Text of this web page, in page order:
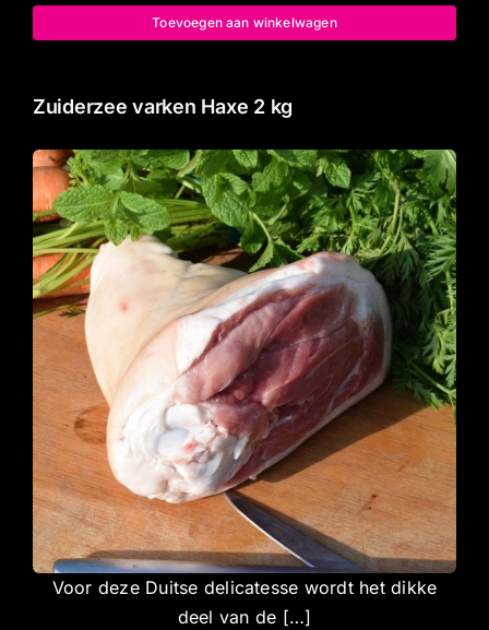
Toevoegen aan winkelwagen
Zuiderzee varken Haxe 2 kg
Voor deze Duitse delicatesse wordt het dikke
deel van de […]